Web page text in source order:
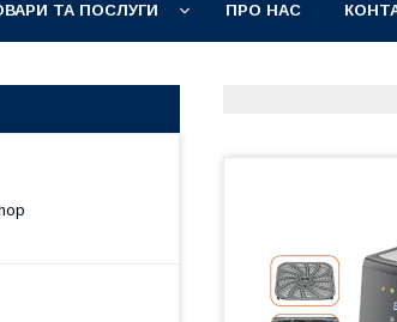
ТА ПОСЛУГИ ПРО НАС